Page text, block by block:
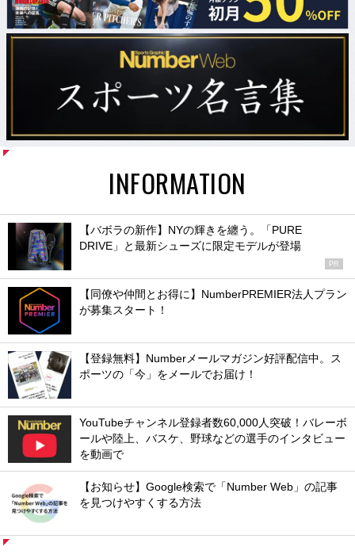
INFORMATION
【バボラの新作】NYの輝きを纏う。「PURE
DRIVE」と最新シューズに限定モデルが登場
PR
【同僚や仲間とお得に】NumberPREMIER法人プラン
が募集スタート！
【登録無料】Numberメールマガジン好評配信中。ス
ポーツの「今」をメールでお届け！
YouTubeチャンネル登録者数60,000人突破！バレーボ
ールや陸上、バスケ、野球などの選手のインタビュー
を動画で
【お知らせ】Google検索で「Number Web」の記事
を見つけやすくする方法